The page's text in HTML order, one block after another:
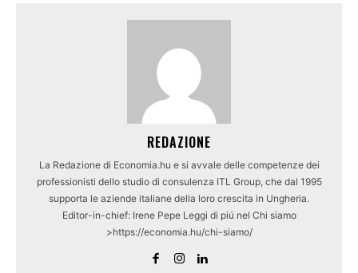
REDAZIONE
La Redazione di Economia.hu e si avvale delle competenze dei
professionisti dello studio di consulenza ITL Group, che dal 1995
supporta le aziende italiane della loro crescita in Ungheria.
Editor-in-chief: Irene Pepe Leggi di piú nel Chi siamo
>https://economia.hu/chi-siamo/